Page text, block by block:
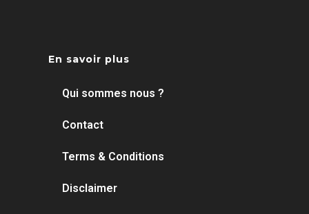
En savoir plus
Qui sommes nous ?
Contact
Terms & Conditions
Disclaimer